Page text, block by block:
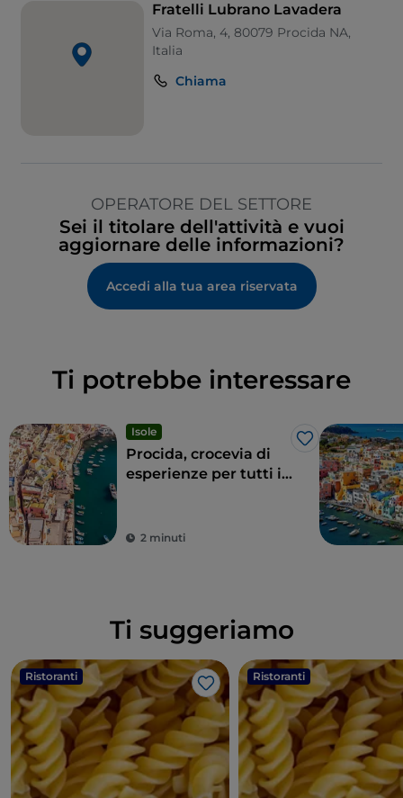
Fratelli Lubrano Lavadera
Via Roma, 4, 80079 Procida NA,
Italia
Chiama
OPERATORE DEL SETTORE
Sei il titolare dell'attività e vuoi
aggiornare delle informazioni?
Accedi alla tua area riservata
Ti potrebbe interessare
Isole
Like
Procida, crocevia di
esperienze per tutti i
2 minuti
Ti suggeriamo
Ristoranti
Like
Ristoranti